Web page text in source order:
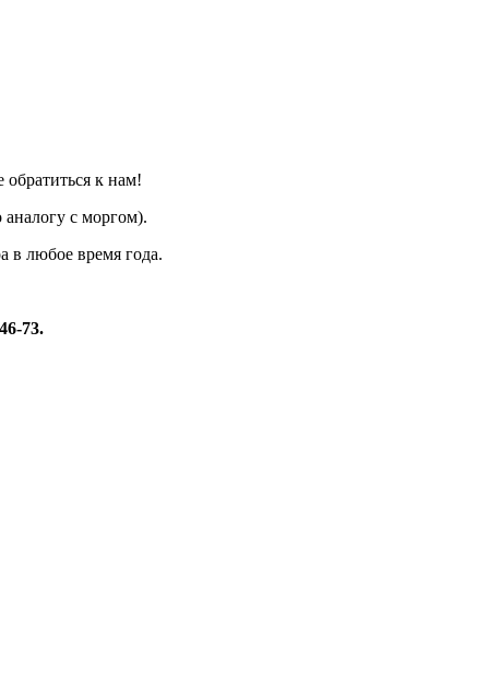
к нам!
с моргом).
в любое время года.
73.